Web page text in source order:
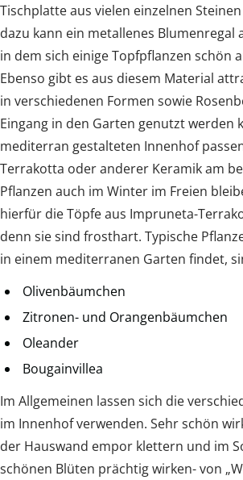
Tischplatte aus vielen einzelnen
dazu kann ein metallenes Blumenregal
in dem sich einige Topfpflanzen schön
Ebenso gibt es aus diesem Material
in verschiedenen Formen sowie
Eingang in den Garten genutzt werden
mediterran gestalteten Innenhof
Terrakotta oder anderer Keramik am
Pflanzen auch im Winter im Freien
hierfür die Töpfe aus Impruneta-
denn sie sind frosthart. Typische
in einem mediterranen Garten findet,
Olivenbäumchen
Zitronen- und Orangenbäumchen
Oleander
Bougainvillea
Im Allgemeinen lassen sich die
im Innenhof verwenden. Sehr schön
der Hauswand empor klettern und im
schönen Blüten prächtig wirken- von